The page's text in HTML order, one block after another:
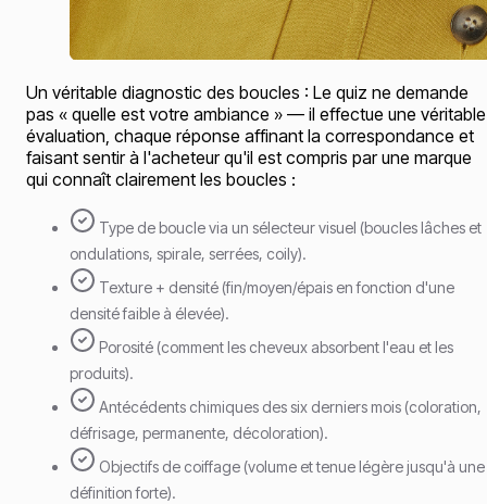
Un véritable diagnostic des boucles : Le quiz ne demande
pas « quelle est votre ambiance » — il effectue une véritable
évaluation, chaque réponse affinant la correspondance et
faisant sentir à l'acheteur qu'il est compris par une marque
qui connaît clairement les boucles :
Type de boucle via un sélecteur visuel (boucles lâches et
ondulations, spirale, serrées, coily).
Texture + densité (fin/moyen/épais en fonction d'une
densité faible à élevée).
Porosité (comment les cheveux absorbent l'eau et les
produits).
Antécédents chimiques des six derniers mois (coloration,
défrisage, permanente, décoloration).
Objectifs de coiffage (volume et tenue légère jusqu'à une
définition forte).